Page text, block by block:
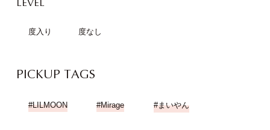
LEVEL
度入り 度なし
PICKUP TAGS
LILMOON Mirage まいやん